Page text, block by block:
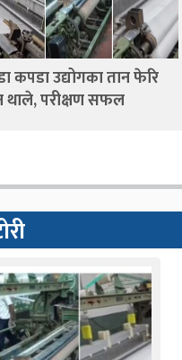
कपडा उद्योगका तान फेरि
थाले, परीक्षण सफल